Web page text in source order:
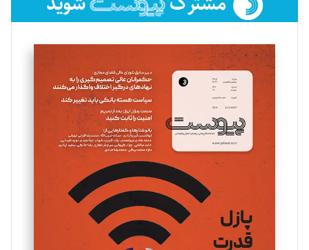
فائزه فتحی رستمی
تحریریه
سروش کرمیان
تحریریه
مینا پاکدل
یسنا امان‌پور
تحریریه